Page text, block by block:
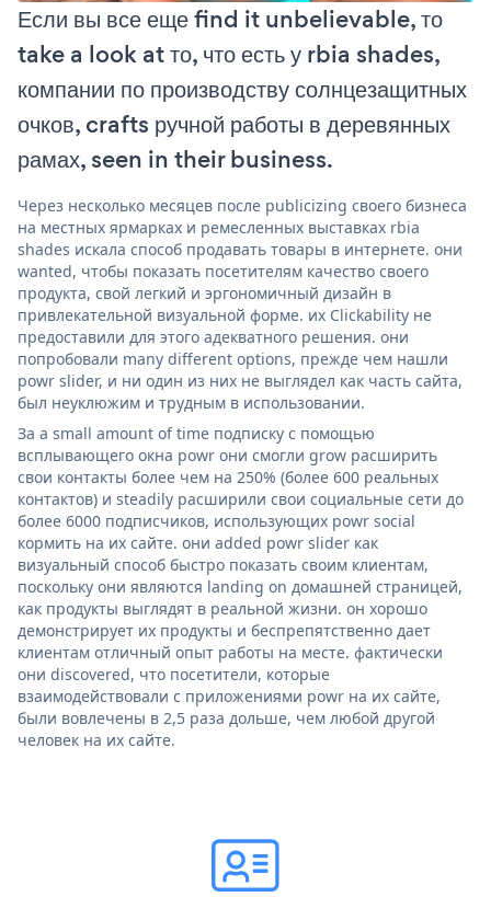
Если вы все еще find it unbelievable, то
take a look at то, что есть у rbia shades,
компании по производству солнцезащитных
очков, crafts ручной работы в деревянных
рамах, seen in their business.
Через несколько месяцев после publicizing своего бизнеса
на местных ярмарках и ремесленных выставках rbia
shades искала способ продавать товары в интернете. они
wanted, чтобы показать посетителям качество своего
продукта, свой легкий и эргономичный дизайн в
привлекательной визуальной форме. их Clickability не
предоставили для этого адекватного решения. они
попробовали many different options, прежде чем нашли
powr slider, и ни один из них не выглядел как часть сайта,
был неуклюжим и трудным в использовании.
За a small amount of time подписку с помощью
всплывающего окна powr они смогли grow расширить
свои контакты более чем на 250% (более 600 реальных
контактов) и steadily расширили свои социальные сети до
более 6000 подписчиков, использующих powr social
кормить на их сайте. они added powr slider как
визуальный способ быстро показать своим клиентам,
поскольку они являются landing on домашней страницей,
как продукты выглядят в реальной жизни. он хорошо
демонстрирует их продукты и беспрепятственно дает
клиентам отличный опыт работы на месте. фактически
они discovered, что посетители, которые
взаимодействовали с приложениями powr на их сайте,
были вовлечены в 2,5 раза дольше, чем любой другой
человек на их сайте.